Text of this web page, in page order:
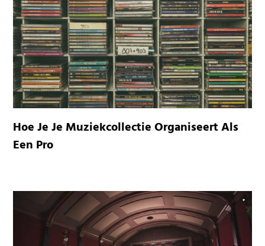
Hoe Je Je Muziekcollectie Organiseert Als
Een Pro